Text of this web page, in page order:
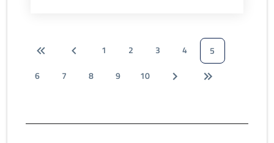
1 2 3 4
5
6
7 8 9 10